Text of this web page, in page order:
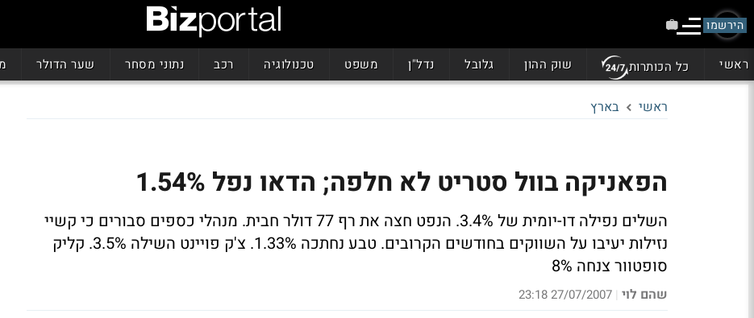
הירשמו
ראשי כל הכותרות שוק ההון גלובל נדל"ן משפט טכנולוגיה רכב נתוני מסחר שער הדולר
ראשי בארץ
הפאניקה בוול סטריט לא חלפה; הדאו נפל 1.54%
השלים נפילה דו-יומית של 3.4%. הנפט חצה את רף 77 דולר חבית. מנהלי כספים סבורים כי קשיי
נזילות יעיבו על השווקים בחודשים הקרובים. טבע נחתכה 1.33%. צ'ק פויינט השילה 3.5%. קליק
סופטוור צנחה 8%
שהם לוי |
27/07/2007 23:18